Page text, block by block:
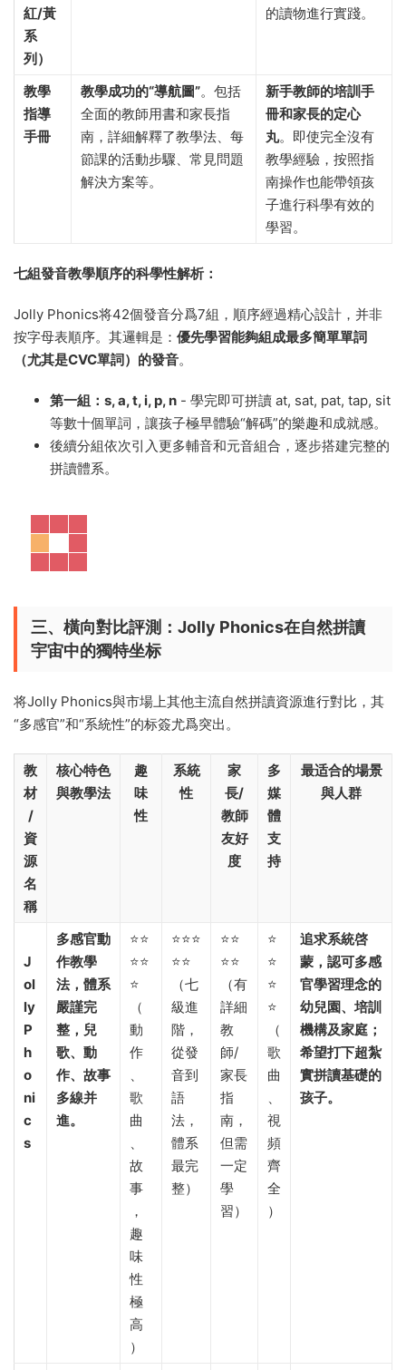
紅/黃
系
列）​
的讀物進行實踐。
教學
指導
手冊
教學成功的“導航圖”​。包括
全面的教師用書和家長指
南，詳細解釋了教學法、每
節課的活動步驟、常見問題
解決方案等。
新手教師的培訓手
冊和家長的定心
丸。即使完全沒有
教學經驗，按照指
南操作也能帶領孩
子進行科學有效的
學習。
七組發音教學順序的科學性解析：​
Jolly Phonics将42個發音分爲7組，順序經過精心設計，并非
按字母表順序。其邏輯是：​ 優先學習能夠組成最多簡單單詞
（尤其是CVC單詞）的發音。
第一組：s, a, t, i, p, n ​ - 學完即可拼讀 at, sat, pat, tap, sit
等數十個單詞，讓孩子極早體驗“解碼”的樂趣和成就感。
後續分組依次引入更多輔音和元音組合，逐步搭建完整的
拼讀體系。
三、橫向對比評測：Jolly Phonics在自然拼讀
宇宙中的獨特坐标
将Jolly Phonics與市場上其他主流自然拼讀資源進行對比，其
“多感官”和“系統性”的标簽尤爲突出。
教
材
/
資
源
名
稱
核心特色
與教學法
趣
味
性
系統
性
家
長/
教師
友好
度
多
媒
體
支
持
最适合的場景
與人群
J
ol
ly
P
h
o
ni
c
s
多感官動
作教學
法，體系
嚴謹完
整，兒
歌、動
作、故事
多線并
進。​
⭐⭐
⭐⭐
⭐
（
動
作
歌
曲
故
事
，
趣
味
性
極
高
）
⭐⭐⭐
⭐⭐
（七
級進
階，
從發
音到
語
法，
體系
最完
整）
⭐⭐
⭐⭐
（有
詳細
教
師/
家長
指
南，
但需
一定
學
習）
⭐
⭐
⭐
⭐
（
歌
曲
視
頻
齊
全
）
追求系統啓
蒙，認可多感
官學習理念的
幼兒園、培訓
機構及家庭；
希望打下超紮
實拼讀基礎的
孩子。​